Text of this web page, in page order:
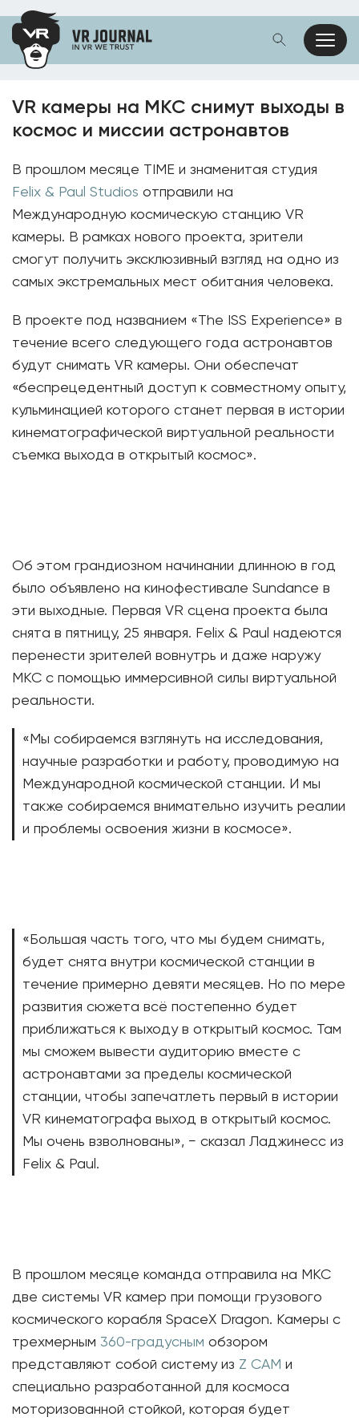
VR камеры на МКС снимут выходы в
космос и миссии астронавтов
В прошлом месяце TIME и знаменитая студия
Felix & Paul Studios отправили на
Международную космическую станцию VR
камеры. В рамках нового проекта, зрители
смогут получить эксклюзивный взгляд на одно из
самых экстремальных мест обитания человека.
В проекте под названием «The ISS Experience» в
течение всего следующего года астронавтов
будут снимать VR камеры. Они обеспечат
«беспрецедентный доступ к совместному опыту,
кульминацией которого станет первая в истории
кинематографической виртуальной реальности
съемка выхода в открытый космос».
Об этом грандиозном начинании длинною в год
было объявлено на кинофестивале Sundance в
эти выходные. Первая VR сцена проекта была
снята в пятницу, 25 января. Felix & Paul надеются
перенести зрителей вовнутрь и даже наружу
МКС с помощью иммерсивной силы виртуальной
реальности.
«Мы собираемся взглянуть на исследования,
научные разработки и работу, проводимую на
Международной космической станции. И мы
также собираемся внимательно изучить реалии
и проблемы освоения жизни в космосе».
«Большая часть того, что мы будем снимать,
будет снята внутри космической станции в
течение примерно девяти месяцев. Но по мере
развития сюжета всё постепенно будет
приближаться к выходу в открытый космос. Там
мы сможем вывести аудиторию вместе с
астронавтами за пределы космической
станции, чтобы запечатлеть первый в истории
VR кинематографа выход в открытый космос.
Мы очень взволнованы», − сказал Ладжинесс из
Felix & Paul.
В прошлом месяце команда отправила на МКС
две системы VR камер при помощи грузового
космического корабля SpaceX Dragon. Камеры с
трехмерным 360-градусным обзором
представляют собой систему из Z CAM и
специально разработанной для космоса
моторизованной стойкой, которая будет